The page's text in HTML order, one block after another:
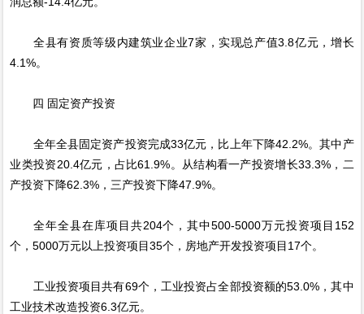
全县有资质等级内建筑业企业7家，实现总产值3.8亿元，增长
4.1%。
四 固定资产投资
全年全县固定资产投资完成33亿元，比上年下降42.2%。其中产
业类投资20.4亿元，占比61.9%。从结构看一产投资增长33.3%，二
产投资下降62.3%，三产投资下降47.9%。
全年全县在库项目共204个，其中500-5000万元投资项目152
个，5000万元以上投资项目35个，房地产开发投资项目17个。
工业投资项目共有69个，工业投资占全部投资额的53.0%，其中
工业技术改造投资6.3亿元。